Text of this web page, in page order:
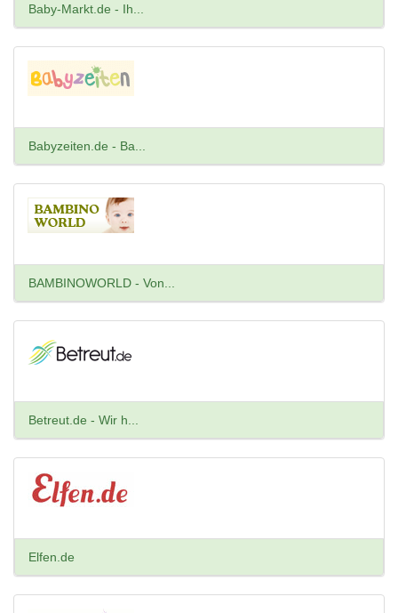
Baby-Markt.de - Ih...
Babyzeiten.de - Ba...
BAMBINOWORLD - Von...
Betreut.de - Wir h...
Elfen.de